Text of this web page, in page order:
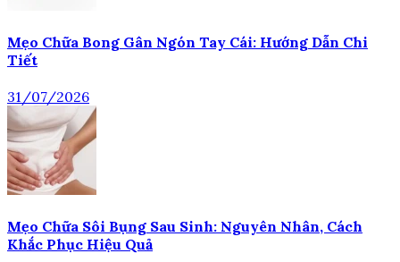
Mẹo Chữa Bong Gân Ngón Tay Cái: Hướng Dẫn Chi
Tiết
31/07/2026
Mẹo Chữa Sôi Bụng Sau Sinh: Nguyên Nhân, Cách
Khắc Phục Hiệu Quả